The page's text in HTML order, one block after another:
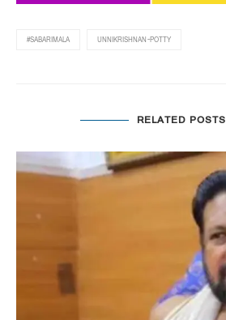
#SABARIMALA UNNIKRISHNAN-POTTY
RELATED POSTS